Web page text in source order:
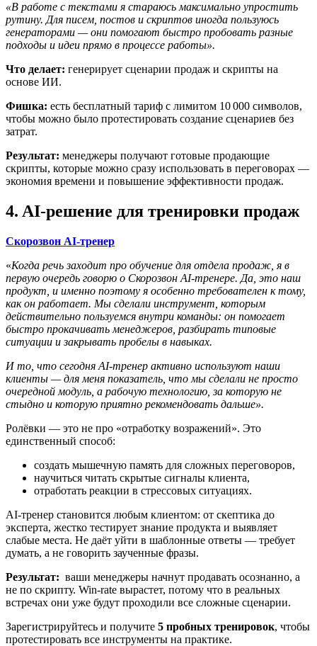
«В работе с текстами я стараюсь максимально упростить
рутину. Для писем, постов и скриптов иногда пользуюсь
генераторами — они помогают быстро пробовать разные
подходы и идеи прямо в процессе работы».
Что делает: генерирует сценарии продаж и скрипты на
основе ИИ.
Фишка: есть бесплатный тариф с лимитом 10 000 символов,
чтобы можно было протестировать создание сценариев без
затрат.
Результат: менеджеры получают готовые продающие
скрипты, которые можно сразу использовать в переговорах —
экономия времени и повышение эффективности продаж.
4. AI-решение для тренировки продаж
Скорозвон AI‑тренер
«Когда речь заходит про обучение для отдела продаж, я в
первую очередь говорю о Скорозвон AI‑тренере. Да, это наш
продукт, и именно поэтому я особенно требователен к тому,
как он работает. Мы сделали инструмент, которым
действительно пользуемся внутри команды: он помогает
быстро прокачивать менеджеров, разбирать типовые
ситуации и закрывать пробелы в навыках.
И то, что сегодня AI‑тренер активно используют наши
клиенты — для меня показатель, что мы сделали не просто
очередной модуль, а рабочую технологию, за которую не
стыдно и которую приятно рекомендовать дальше».
Ролёвки — это не про «отработку возражений». Это
единственный способ:
создать мышечную память для сложных переговоров,
научиться читать скрытые сигналы клиента,
отработать реакции в стрессовых ситуациях.
AI-тренер становится любым клиентом: от скептика до
эксперта, жестко тестирует знание продукта и выявляет
слабые места. Не даёт уйти в шаблонные ответы — требует
думать, а не говорить заученные фразы.
Результат: ваши менеджеры начнут продавать осознанно, а
не по скрипту. Win-rate вырастет, потому что в реальных
встречах они уже будут проходили все сложные сценарии.
Зарегистрируйтесь и получите 5 пробных тренировок, чтобы
протестировать все инструменты на практике.